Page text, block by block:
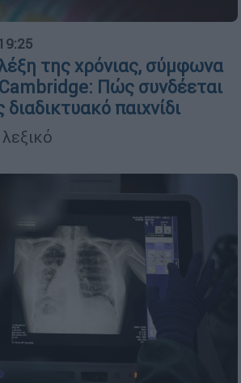
της χρόνιας, σύμφωνα
Πώς συνδέεται
παιχνίδι